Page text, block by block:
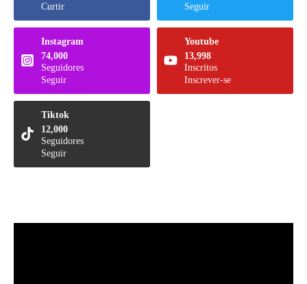
Curtir
Seguir
Instagram
74,000
Seguidores
Seguir
Youtube
13,998
Inscritos
Inscrever-se
Tiktok
12,000
Seguidores
Seguir